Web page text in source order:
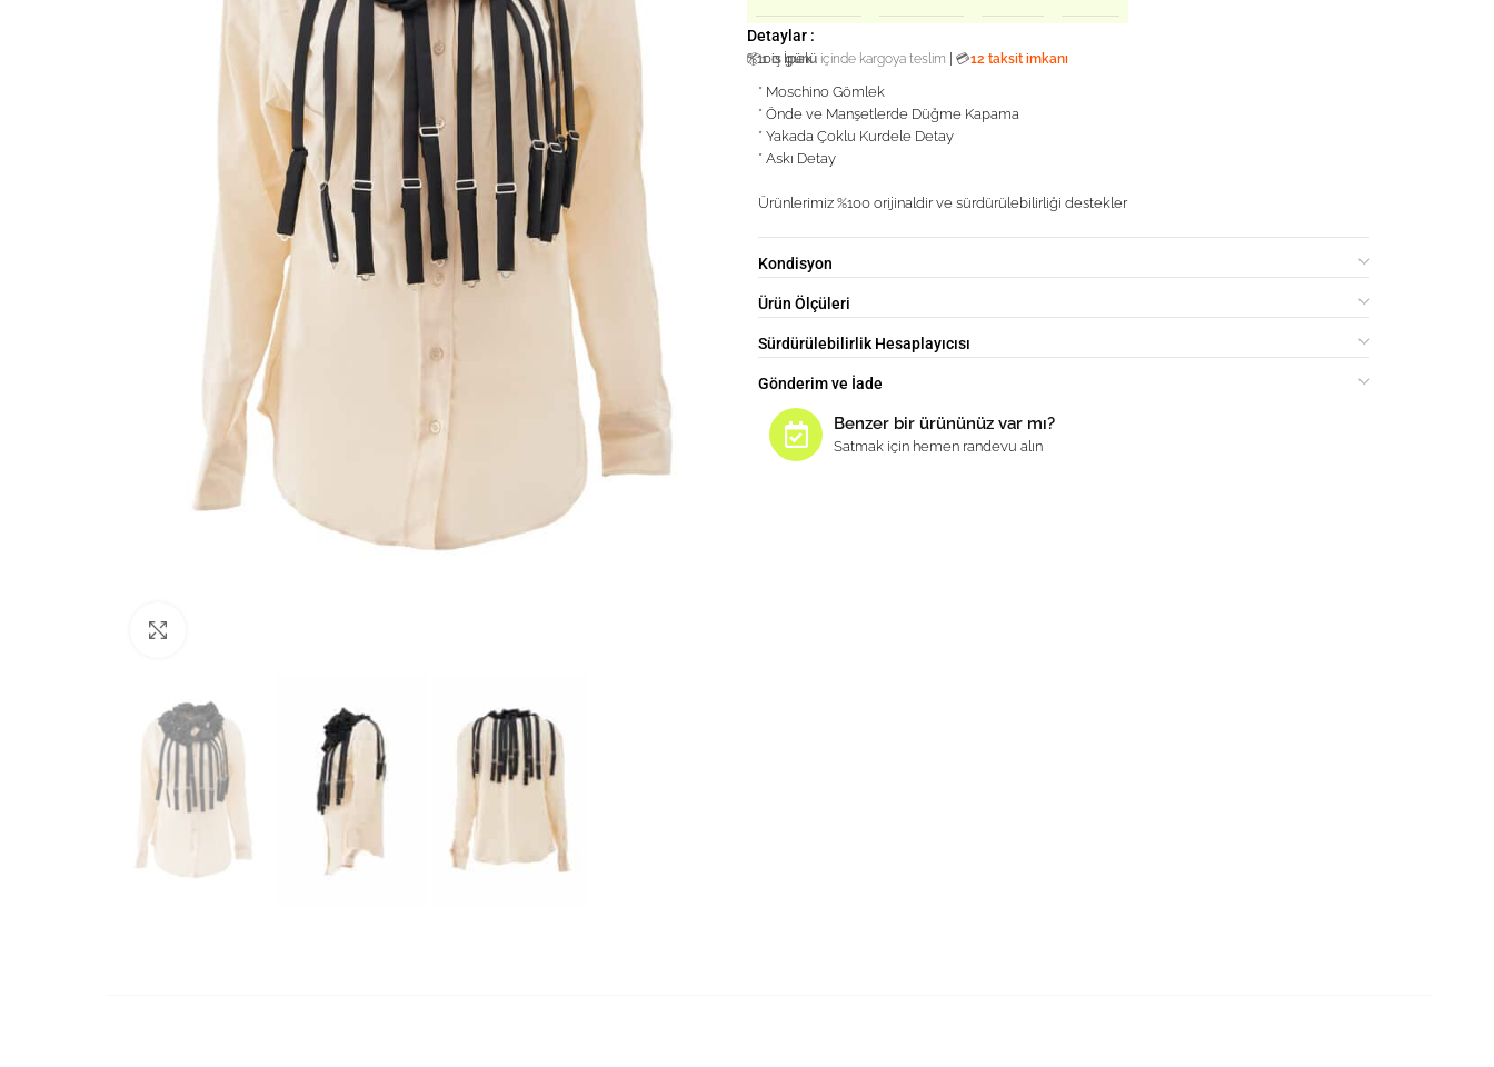
Detaylar :
%100 İpek
📦1 iş günü içinde kargoya teslim 💳12 taksit imkanı
* Moschino Gömlek
* Önde ve Manşetlerde Düğme Kapama
* Yakada Çoklu Kurdele Detay
* Askı Detay
Ürünlerimiz %100 orijinaldir ve sürdürülebilirliği destekler
Kondisyon
Ürün Ölçüleri
Sürdürülebilirlik Hesaplayıcısı
Gönderim ve İade
Benzer bir ürününüz var mı?
Satmak için hemen randevu alın